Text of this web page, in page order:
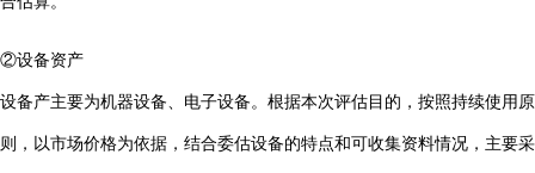
②设备资产
设备产主要为机器设备、电子设备。根据本次评估目的，按照持续使用原
则，以市场价格为依据，结合委估设备的特点和可收集资料情况，主要采